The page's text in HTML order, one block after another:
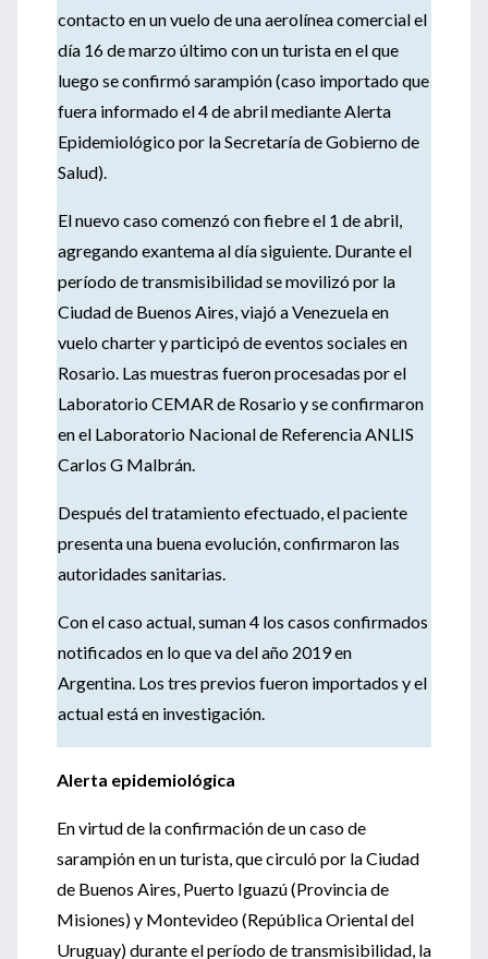
contacto en un vuelo de una aerolínea comercial el
día 16 de marzo último con un turista en el que
luego se confirmó sarampión (caso importado que
fuera informado el 4 de abril mediante Alerta
Epidemiológico por la Secretaría de Gobierno de
Salud).
El nuevo caso comenzó con fiebre el 1 de abril,
agregando exantema al día siguiente. Durante el
período de transmisibilidad se movilizó por la
Ciudad de Buenos Aires, viajó a Venezuela en
vuelo charter y participó de eventos sociales en
Rosario. Las muestras fueron procesadas por el
Laboratorio CEMAR de Rosario y se confirmaron
en el Laboratorio Nacional de Referencia ANLIS
Carlos G Malbrán.
Después del tratamiento efectuado, el paciente
presenta una buena evolución, confirmaron las
autoridades sanitarias.
Con el caso actual, suman 4 los casos confirmados
notificados en lo que va del año 2019 en
Argentina. Los tres previos fueron importados y el
actual está en investigación.
Alerta epidemiológica
En virtud de la confirmación de un caso de
sarampión en un turista, que circuló por la Ciudad
de Buenos Aires, Puerto Iguazú (Provincia de
Misiones) y Montevideo (República Oriental del
Uruguay) durante el período de transmisibilidad, la